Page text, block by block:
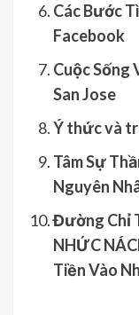
Các Bước
Facebook
Cuộc Sống
San Jose
Ý thức và
Tâm Sự
Nguyên
Đường Chỉ
NHỨC
Tiền Vào